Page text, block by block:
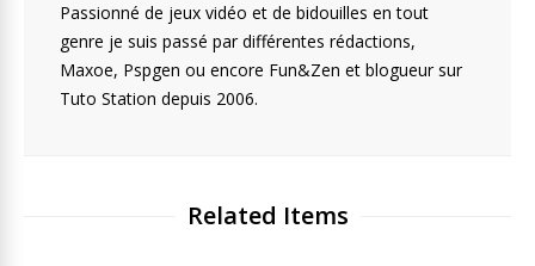
Passionné de jeux vidéo et de bidouilles en tout
genre je suis passé par différentes rédactions,
Maxoe, Pspgen ou encore Fun&Zen et blogueur sur
Tuto Station depuis 2006.
Related Items